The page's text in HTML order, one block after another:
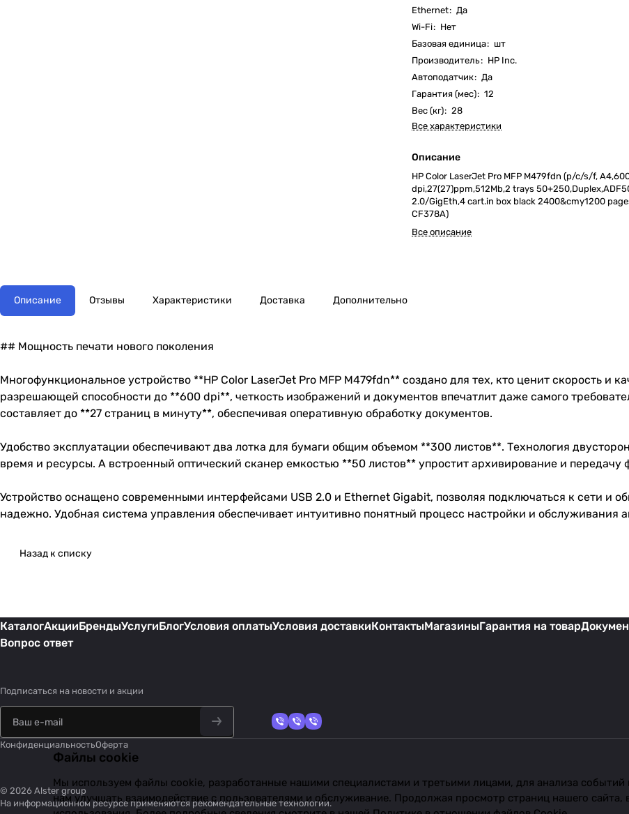
Ethernet: Да
Wi-Fi: Нет
Базовая единица: шт
Производитель: HP Inc.
Автоподатчик: Да
Гарантия (мес): 12
Вес (кг): 28
Все характеристики
Описание
HP Color LaserJet Pro MFP M479fdn (p/c/s/f,
dpi,27(27)ppm,512Mb,2 trays
2.0/GigEth,4 cart.in box black 2400&cmy1200
CF378A)
Все описание
Описание Отзывы Характеристики Доставка Дополнительно
## Мощность печати нового поколения
Многофункциональное устройство **HP Color LaserJet Pro MFP M479fdn** создано для тех, кто ценит скорость и
разрешающей способности до **600 dpi**, четкость изображений и документов впечатлит даже самого
составляет до **27 страниц в минуту**, обеспечивая оперативную обработку документов.
Удобство эксплуатации обеспечивают два лотка для бумаги общим объемом **300 листов**. Технология
время и ресурсы. А встроенный оптический сканер емкостью **50 листов** упростит архивирование и передачу
Устройство оснащено современными интерфейсами USB 2.0 и Ethernet Gigabit, позволяя подключаться к сети и
надежно. Удобная система управления обеспечивает интуитивно понятный процесс настройки и обслуживания
Назад к списку
КаталогАкцииБрендыУслугиБлогУсловия оплатыУсловия доставкиКонтактыМагазиныГарантия на товар
Вопрос ответ
Подписаться на новости и акции
КонфиденциальностьОферта
© 2026 Alster group
На информационном ресурсе применяютсярекомендательные технологии.
Файлы cookie
Мы используем файлы cookie, разработанные нашими специалистами и третьими лицами, для анализа событий
нам улучшать взаимодействие с пользователями и обслуживание. Продолжая просмотр страниц нашего сайта,